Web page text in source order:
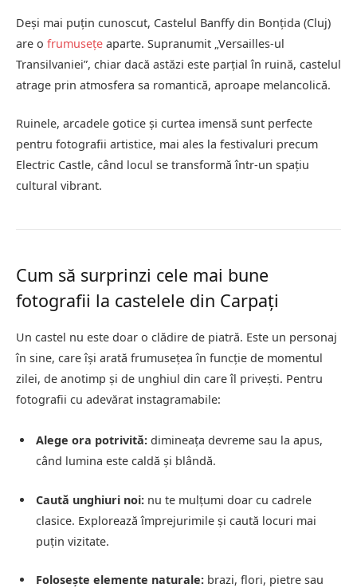
Deși mai puțin cunoscut, Castelul Banffy din Bonțida (Cluj)
are o frumusețe aparte. Supranumit „Versailles-ul
Transilvaniei”, chiar dacă astăzi este parțial în ruină, castelul
atrage prin atmosfera sa romantică, aproape melancolică.
Ruinele, arcadele gotice și curtea imensă sunt perfecte
pentru fotografii artistice, mai ales la festivaluri precum
Electric Castle, când locul se transformă într-un spațiu
cultural vibrant.
Cum să surprinzi cele mai bune
fotografii la castelele din Carpați
Un castel nu este doar o clădire de piatră. Este un personaj
în sine, care își arată frumusețea în funcție de momentul
zilei, de anotimp și de unghiul din care îl privești. Pentru
fotografii cu adevărat instagramabile:
Alege ora potrivită: dimineața devreme sau la apus,
când lumina este caldă și blândă.
Caută unghiuri noi: nu te mulțumi doar cu cadrele
clasice. Explorează împrejurimile și caută locuri mai
puțin vizitate.
Folosește elemente naturale: brazi, flori, pietre sau